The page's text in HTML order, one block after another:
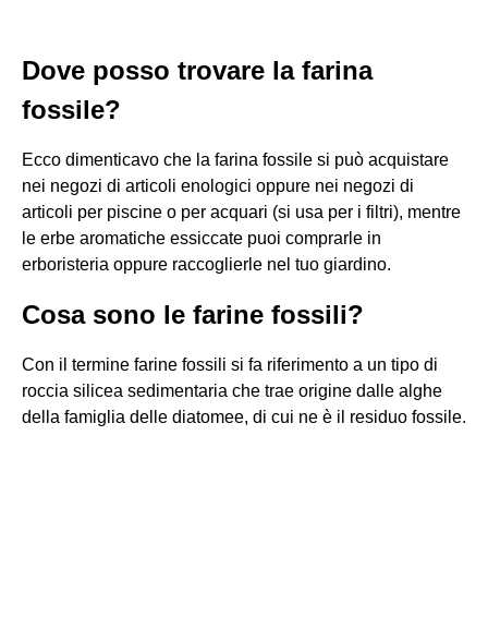
Dove posso trovare la farina
fossile?
Ecco dimenticavo che la farina fossile si può acquistare
nei negozi di articoli enologici oppure nei negozi di
articoli per piscine o per acquari (si usa per i filtri), mentre
le erbe aromatiche essiccate puoi comprarle in
erboristeria oppure raccoglierle nel tuo giardino.
Cosa sono le farine fossili?
Con il termine farine fossili si fa riferimento a un tipo di
roccia silicea sedimentaria che trae origine dalle alghe
della famiglia delle diatomee, di cui ne è il residuo fossile.